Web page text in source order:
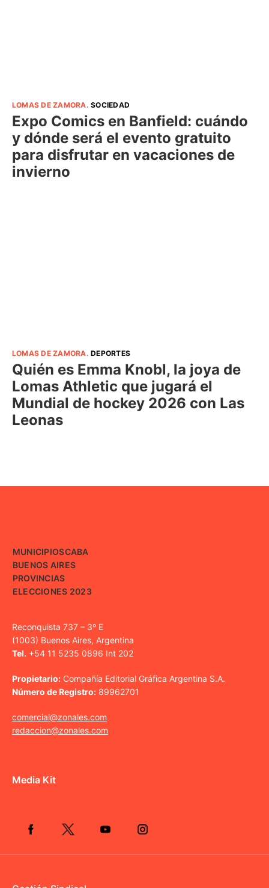
LOMAS DE ZAMORA.SOCIEDAD
Expo Comics en Banfield: cuándo
y dónde será el evento gratuito
para disfrutar en vacaciones de
invierno
LOMAS DE ZAMORA.DEPORTES
Quién es Emma Knobl, la joya de
Lomas Athletic que jugará el
Mundial de hockey 2026 con Las
Leonas
MUNICIPIOSCABA
BUENOS AIRES
PROVINCIAS
ELECCIONES 2023
Reconquista 737 – 3º E
(1003) Buenos Aires, Argentina
Tel. +54 11 5235 0896 Int 202
Propietario: Compañía Editorial Gráfica Argentina S.A.
Número de Registro: 89962701
comercial@zonales.com
redaccion@zonales.com
Media Kit